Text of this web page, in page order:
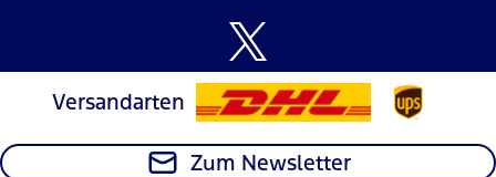
Versandarten
Zum Newsletter